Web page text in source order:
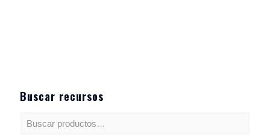
Buscar recursos